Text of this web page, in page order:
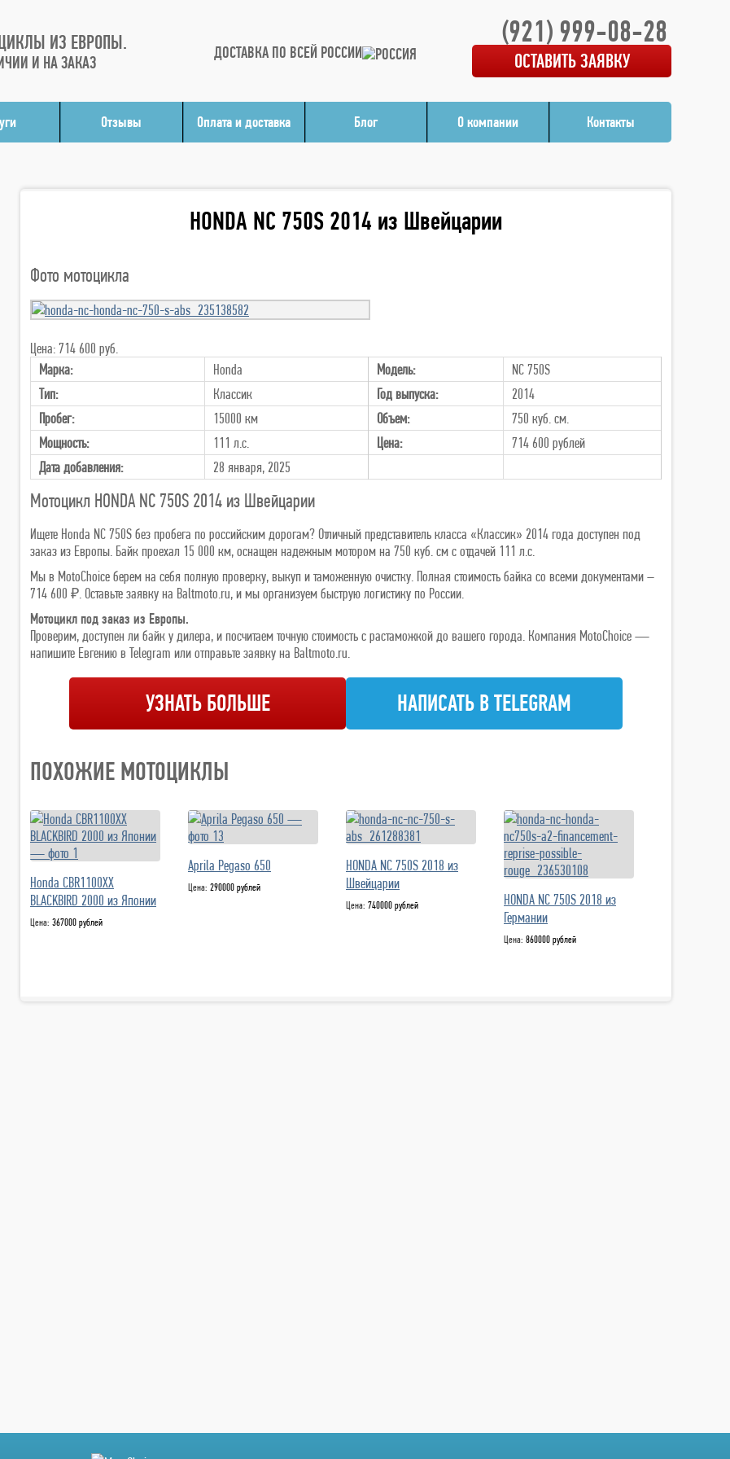
ИЗ ЕВРОПЫ.
И НА ЗАКАЗ
ДОСТАВКА ПО ВСЕЙ РОССИИ
(921) 999-08-28
ОСТАВИТЬ ЗАЯВКУ
Отзывы Оплата и доставка Блог О компании Контакты
HONDA NC 750S 2014 из Швейцарии
Фото мотоцикла
Цена: 714 600 руб.
Марка:
Honda Модель:
NC 750S
Тип:
Классик Год выпуска:
2014
Пробег:
15000 км Объем:
750 куб. см.
Мощность:
111 л.с. Цена: 714 600 рублей
Дата добавления:
28 января, 2025
Мотоцикл HONDA NC 750S 2014 из Швейцарии
Ищете Honda NC 750S без пробега по российским дорогам? Отличный представитель класса «Классик» 2014 года доступен под
заказ из Европы. Байк проехал 15 000 км, оснащен надежным мотором на 750 куб. см с отдачей 111 л.с.
Мы в MotoChoice берем на себя полную проверку, выкуп и таможенную очистку. Полная стоимость байка со всеми документами –
714 600 ₽. Оставьте заявку на Baltmoto.ru, и мы организуем быструю логистику по России.
Мотоцикл под заказ из Европы.
Проверим, доступен ли байк у дилера, и посчитаем точную стоимость с растаможкой до вашего города. Компания MotoChoice —
напишите Евгению в Telegram или отправьте заявку на Baltmoto.ru.
УЗНАТЬ БОЛЬШЕ НАПИСАТЬ В TELEGRAM
ПОХОЖИЕ МОТОЦИКЛЫ
Honda CBR1100XX
BLACKBIRD 2000 из Японии
Цена: 367000 рублей
Aprila Pegaso 650
Цена: 290000 рублей
HONDA NC 750S 2018 из
Швейцарии
Цена: 740000 рублей
HONDA NC 750S 2018 из
Германии
Цена: 860000 рублей